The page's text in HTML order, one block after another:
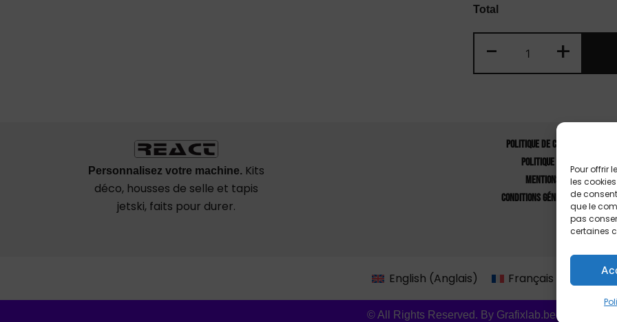
Pour offrir
les
de
que le
pas
certaines
Total
- +
Personnalisez votre machine. Kits
déco, housses de selle et tapis
jetski, faits pour durer.
Politique de Confidentialité
Politique de Cookies
Mentions Légales
Conditions Générales de Vente
English (Anglais) Français
© All Rights Reserved. By Grafixlab.be.